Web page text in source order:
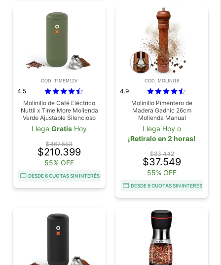
COD. TIMEM12V
4.5
Molinillo de Café Eléctrico
Nuttii x Time More Molienda
Verde Ajustable Silencioso
Portátil
Llega Gratis Hoy
$467.553
$210.399
55% OFF
DESDE 6 CUOTAS SIN INTERÉS
COD. MOLINI18
4.9
Molinillo Pimentero de
Madera Gadnic 26cm
Molienda Manual
Llega Hoy o
¡Retiralo en 2 horas!
$83.442
$37.549
55% OFF
DESDE 6 CUOTAS SIN INTERÉS